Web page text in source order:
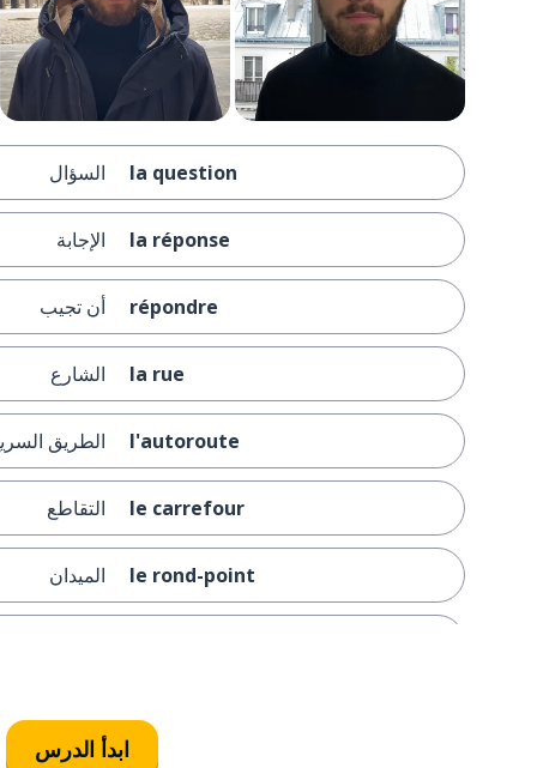
la question السؤال
la réponse الإجابة
répondre أن تجيب
la rue الشارع
l'autoroute الطريق
le carrefour التقاطع
le rond-point الميدان
ابدأ الدرس